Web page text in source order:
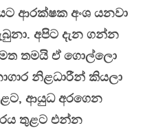
ආරක්ෂක අංශ යනවා
අපිට දැන ගන්න
මත තමයි ඒ ගොල්ලො
නිළධාරීන් කියලා
ආයුධ අරගෙන
තුළට එන්න